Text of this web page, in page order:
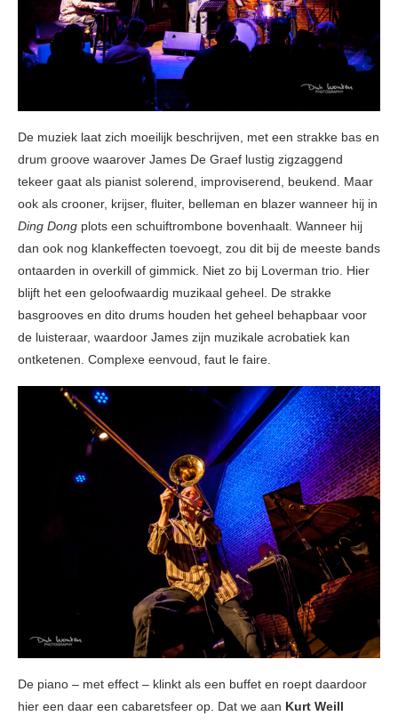
De muziek laat zich moeilijk beschrijven, met een strakke bas en
drum groove waarover James De Graef lustig zigzaggend
tekeer gaat als pianist solerend, improviserend, beukend. Maar
ook als crooner, krijser, fluiter, belleman en blazer wanneer hij in
Ding Dong plots een schuiftrombone bovenhaalt. Wanneer hij
dan ook nog klankeffecten toevoegt, zou dit bij de meeste bands
ontaarden in overkill of gimmick. Niet zo bij Loverman trio. Hier
blijft het een geloofwaardig muzikaal geheel. De strakke
basgrooves en dito drums houden het geheel behapbaar voor
de luisteraar, waardoor James zijn muzikale acrobatiek kan
ontketenen. Complexe eenvoud, faut le faire.
De piano – met effect – klinkt als een buffet en roept daardoor
hier een daar een cabaretsfeer op. Dat we aan Kurt Weill